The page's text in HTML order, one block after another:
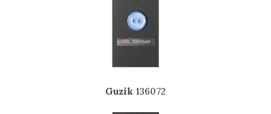
Guzik 136072